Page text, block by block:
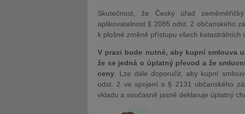
Skutečnost, že Český úřad
aplikovatelnost § 2085 odst. 2 občanského
k plošné změně přístupu všech katastrálních
V praxi bude nutné, aby kupní smlouva
že se jedná o úplatný převod a že
ceny . Lze dále doporučit, aby kupní
odst. 2 ve spojení s § 2131 občanského
vkladu a současně jasně deklaruje úplatný